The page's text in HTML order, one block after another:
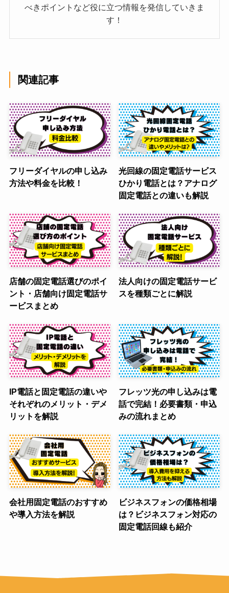
べきポイントなど役に立つ情報を発信していきま
す！
関連記事
フリーダイヤルの申し込み
方法や料金を比較！
光回線の固定電話サービス
ひかり電話とは？アナログ
固定電話との違いも解説
店舗の固定電話選びのポイ
ント・店舗向け固定電話サ
ービスまとめ
法人向けの固定電話サービ
スを種類ごとに解説
IP電話と固定電話の違いや
それぞれのメリット・デメ
リットを解説
フレッツ光の申し込みは電
話で完結！必要書類・申込
みの流れまとめ
会社用固定電話のおすすめ
や導入方法を解説
ビジネスフォンの価格相場
は？ビジネスフォン対応の
固定電話回線も紹介